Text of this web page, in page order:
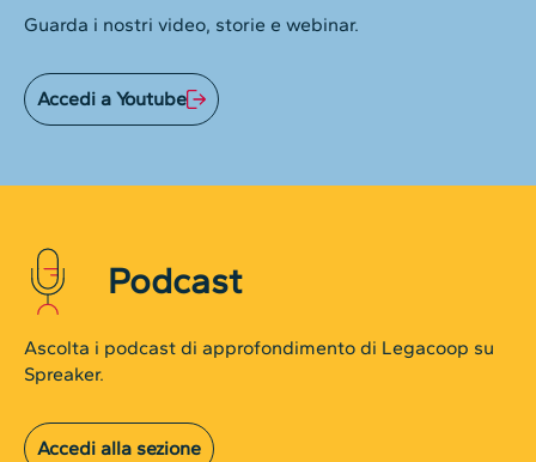
Guarda i nostri video, storie e webinar.
Accedi a Youtube
Podcast
Ascolta i podcast di approfondimento di Legacoop su
Spreaker.
Accedi alla sezione